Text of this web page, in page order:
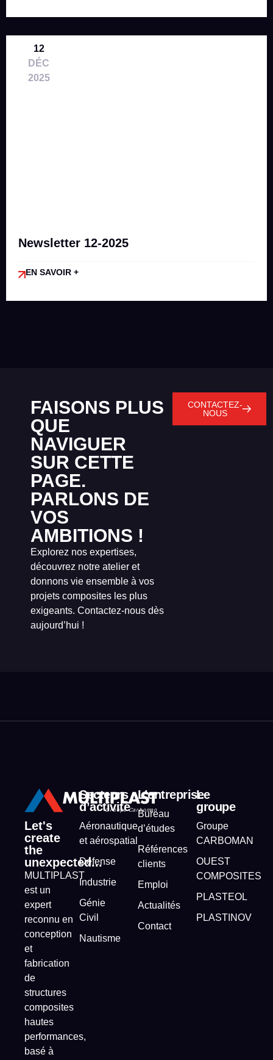
12
DÉC
2025
Newsletter 12-2025
EN SAVOIR +
FAISONS PLUS
QUE
NAVIGUER
SUR CETTE
PAGE.
PARLONS DE
VOS
AMBITIONS !
Explorez nos expertises,
découvrez notre atelier et
donnons vie ensemble à vos
projets composites les plus
exigeants. Contactez-nous dès
aujourd’hui !
CONTACTEZ-
NOUS
Let's
create
the
unexpected...
MULTIPLAST
est un
expert
reconnu en
conception
et
fabrication
de
structures
composites
hautes
performances,
basé à
Secteurs
d’activité
Aéronautique
et aérospatial
Défense
Industrie
Génie
Civil
Nautisme
L’entreprise
Bureau
d’études
Références
clients
Emploi
Actualités
Contact
Le
groupe
Groupe
CARBOMAN
OUEST
COMPOSITES
PLASTEOL
PLASTINOV